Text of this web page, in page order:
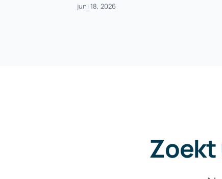
juni 18, 2026
Zoekt